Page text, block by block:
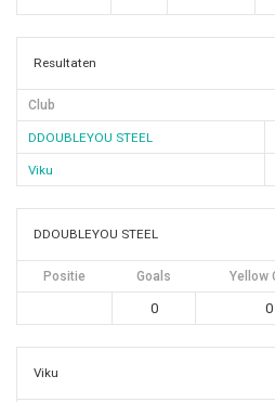
Resultaten
Club
DDOUBLEYOU STEEL
Viku
DDOUBLEYOU STEEL
Positie Goals Yellow
0 0
Viku